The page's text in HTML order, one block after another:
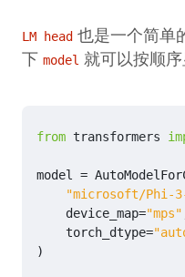
LM head 也是一个简单
下 model 就可以按顺
from transformers
model =
"microsoft/Phi-
device_map="mps"
torch_dtype=
)